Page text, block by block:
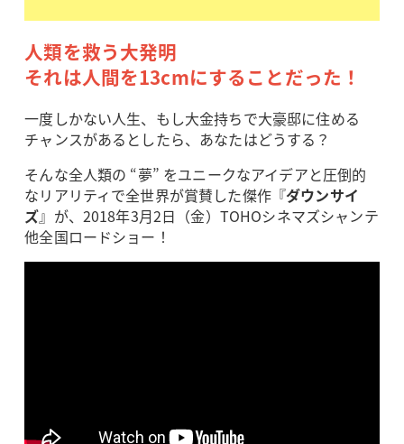
人類を救う大発明
それは人間を13cmにすることだった！
一度しかない人生、もし大金持ちで大豪邸に住める
チャンスがあるとしたら、あなたはどうする？
そんな全人類の “夢” をユニークなアイデアと圧倒的
なリアリティで全世界が賞賛した傑作『ダウンサイ
ズ』が、2018年3月2日（金）TOHOシネマズシャンテ
他全国ロードショー！